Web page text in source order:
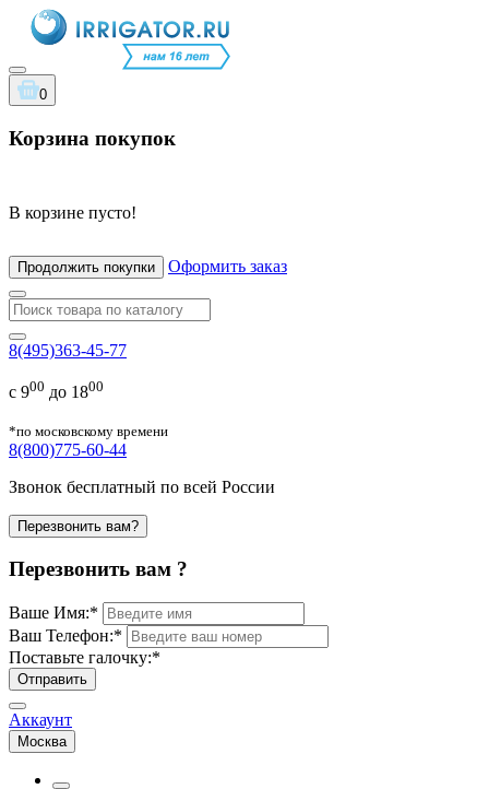
0
Корзина покупок
В корзине пусто!
Продолжить покупки Оформить заказ
8(495)363-45-77
с 900 до 1800
*по московскому времени
8(800)775-60-44
Звонок бесплатный по всей России
Перезвонить вам?
Перезвонить вам ?
Ваше Имя:*
Ваш Телефон:*
Поставьте галочку:*
Отправить
Аккаунт
Москва